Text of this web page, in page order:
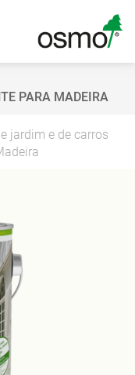
PARA MADEIRA
jardim e de carros